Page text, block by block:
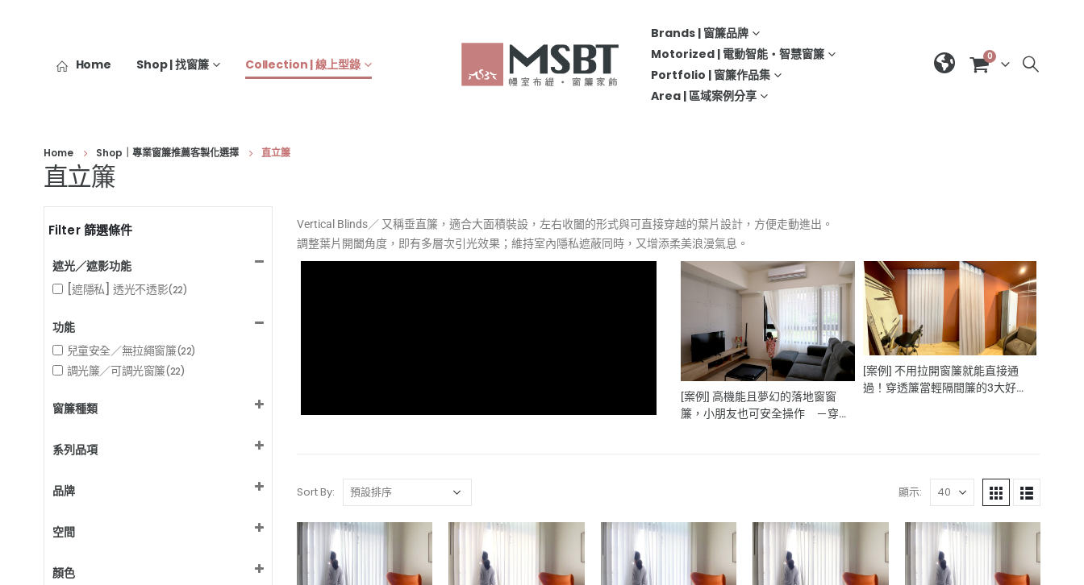
Home Shop | 找窗簾 Collection | 線上型錄
Brands | 窗簾品牌
Motorized | 電動智能‧智慧窗簾
Portfolio | 窗簾作品集
Area | 區域案例分享
0
Home Shop｜專業窗簾推薦客製化選擇 直立簾
直立簾
Vertical Blinds／ 又稱垂直簾，適合大面積裝設，左右收闔的形式與可直接穿越的葉片設計，方便走動進出。
調整葉片開闔角度，即有多層次引光效果；維持室內隱私遮蔽同時，又增添柔美浪漫氣息。
[案例] 高機能且夢幻的落地窗窗
簾，小朋友也可安全操作 －穿
[案例] 不用拉開窗簾就能直接通
過！穿透簾當輕隔間簾的3大好
Sort By: 顯示:
Filter 篩選條件
遮光／遮影功能
[遮隱私] 透光不透影(22)
功能
兒童安全／無拉繩窗簾(22)
調光簾／可調光窗簾(22)
窗簾種類
系列品項
品牌
空間
客廳
顏色